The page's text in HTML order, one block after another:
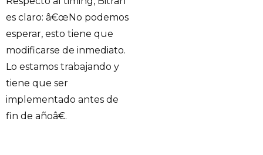
es claro: â€œNo podemos
esperar, esto tiene que
modificarse de inmediato.
Lo estamos trabajando y
tiene que ser
implementado antes de
fin de añoâ€.